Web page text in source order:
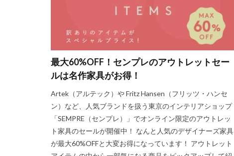
最大60%OFF！センプレのアウトレットセー
ルは名作家具がお得！
Artek（アルテック）や Fritz Hansen（フリッツ・ハンセ
ン）など、人気ブランドを扱う東京のインテリアショップ
「SEMPRE（センプレ）」でオンライン限定のアウトレッ
ト家具のセールが開催中！ なんと人気のデザイナーズ家具
が最大60%OFFと大変お得になっています！ アウトレット